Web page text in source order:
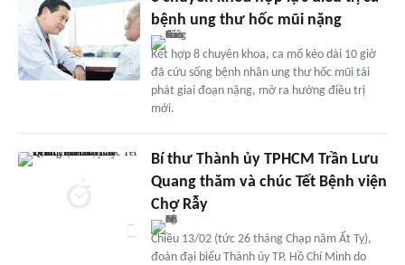
bệnh ung thư hốc mũi nặng
Kết hợp 8 chuyên khoa, ca mổ kéo dài 10 giờ
đã cứu sống bệnh nhân ung thư hốc mũi tái
phát giai đoạn nặng, mở ra hướng điều trị
mới.
Bí thư Thành ủy TPHCM Trần Lưu
Quang thăm và chúc Tết Bệnh viện
Chợ Rẫy
Chiều 13/02 (tức 26 tháng Chạp năm Ất Tỵ),
đoàn đại biểu Thành ủy TP. Hồ Chí Minh do